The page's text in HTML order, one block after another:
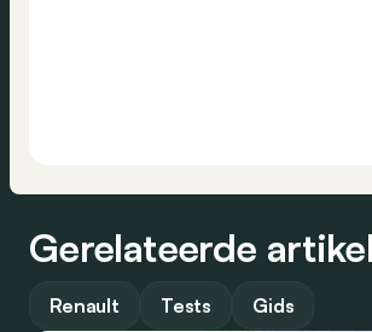
Gerelateerde
Renault Tests Gids